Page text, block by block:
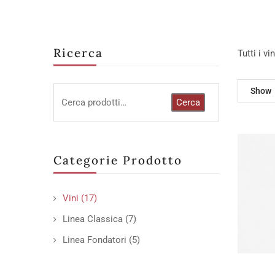
Ricerca
Cerca
Categorie Prodotto
Vini (17)
Linea Classica (7)
Linea Fondatori (5)
Tutti i
Show